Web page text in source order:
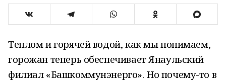
Теплом и горячей водой, как мы понимаем,
горожан теперь обеспечивает Янаульский
филиал «Башкоммунэнерго». Но почему-то в